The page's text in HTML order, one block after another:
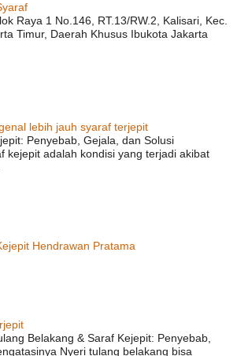
Raya 1 No.146, RT.13/RW.2, Kalisari, Kec.
Timur, Daerah Khusus Ibukota Jakarta
lebih jauh syaraf terjepit
Penyebab, Gejala, dan Solusi
kejepit adalah kondisi yang terjadi akibat
Hendrawan Pratama
& Saraf Kejepit: Penyebab,
Nyeri tulang belakang bisa